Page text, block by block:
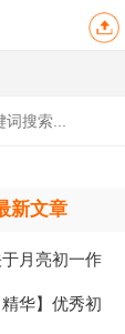
新文章
于月亮初一作
精华】优秀初